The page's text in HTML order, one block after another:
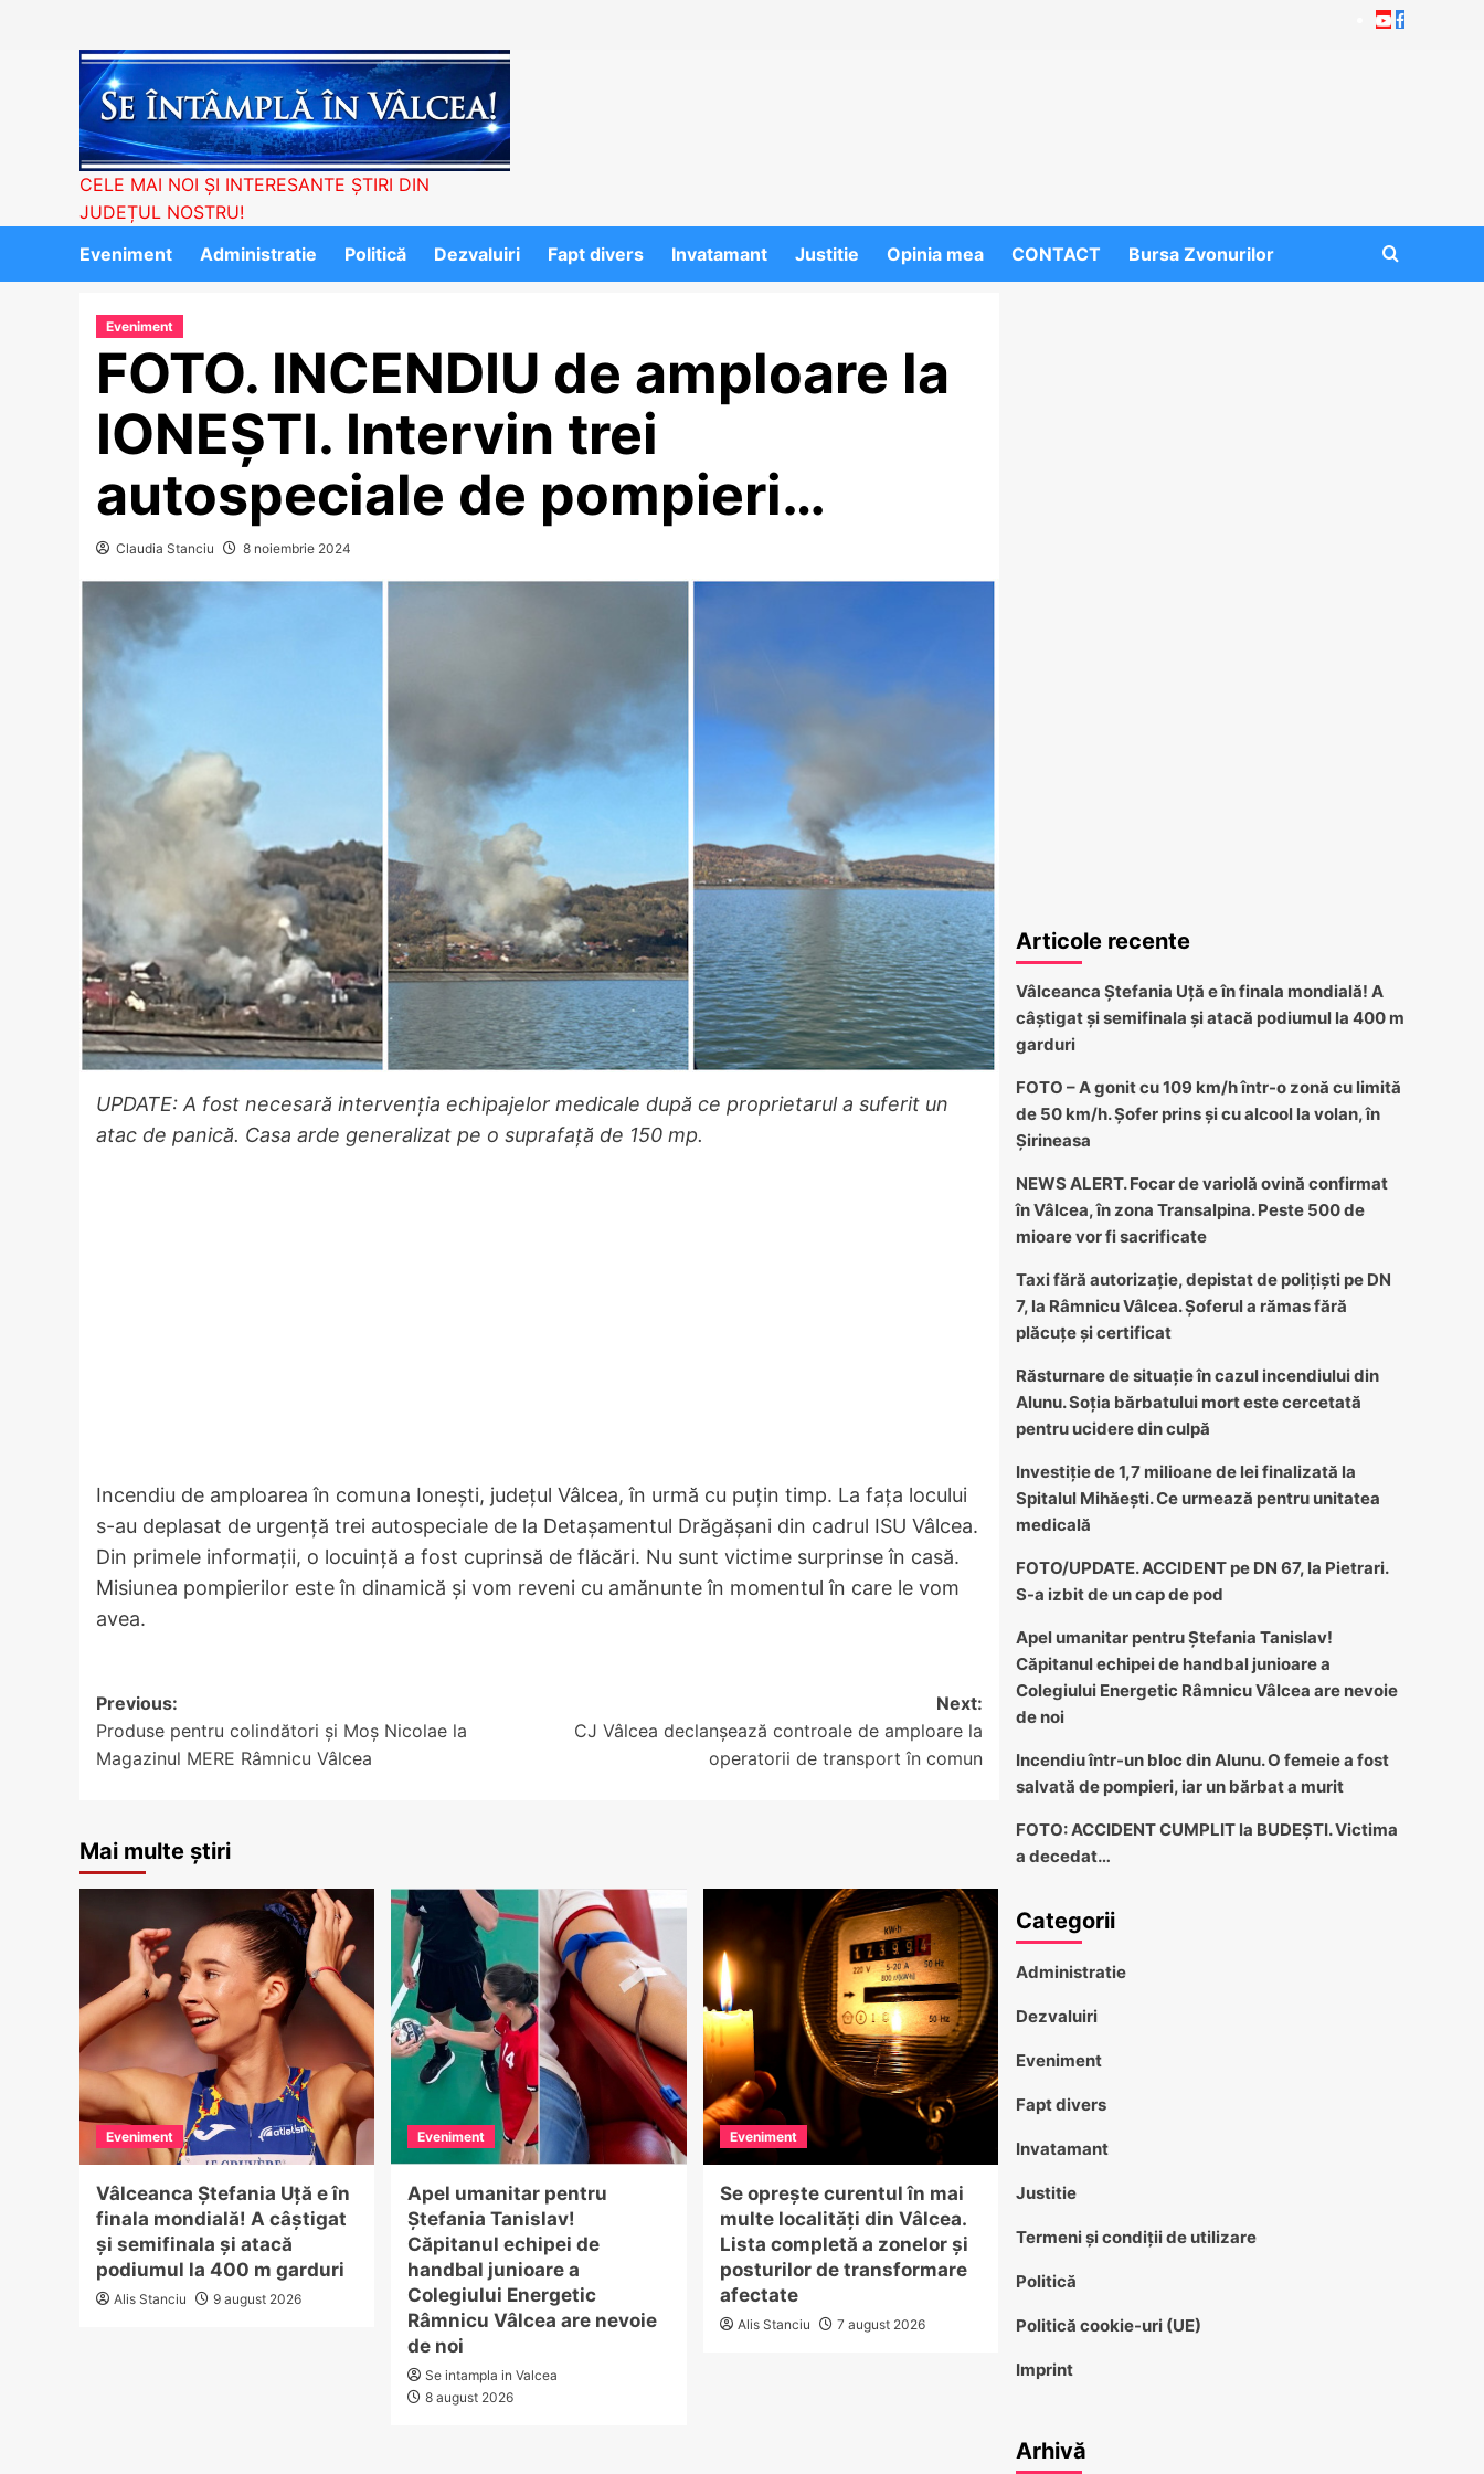
Youtube
Facebook
CELE MAI NOI ȘI INTERESANTE ȘTIRI DIN
JUDEȚUL NOSTRU!
Eveniment
Administratie Politică Dezvaluiri Fapt divers Invatamant Justitie Opinia mea CONTACT Bursa Zvonurilor
Eveniment
FOTO. INCENDIU de amploare la
IONEȘTI. Intervin trei
autospeciale de pompieri…
Claudia Stanciu 8 noiembrie 2024
UPDATE: A fost necesară intervenția echipajelor medicale după ce proprietarul a suferit un
atac de panică. Casa arde generalizat pe o suprafață de 150 mp.
Incendiu de amploarea în comuna Ionești, județul Vâlcea, în urmă cu puțin timp. La fața locului
s-au deplasat de urgență trei autospeciale de la Detașamentul Drăgășani din cadrul ISU Vâlcea.
Din primele informații, o locuință a fost cuprinsă de flăcări. Nu sunt victime surprinse în casă.
Misiunea pompierilor este în dinamică și vom reveni cu amănunte în momentul în care le vom
avea.
Post
navigation
Previous:
Produse pentru colindători și Moș Nicolae la
Magazinul MERE Râmnicu Vâlcea
Next:
CJ Vâlcea declanșează controale de amploare la
operatorii de transport în comun
Mai multe știri
Eveniment
Vâlceanca Ștefania Uță e în
finala mondială! A câștigat
și semifinala și atacă
podiumul la 400 m garduri
Alis Stanciu 9 august 2026
Eveniment
Apel umanitar pentru
Ștefania Tanislav!
Căpitanul echipei de
handbal junioare a
Colegiului Energetic
Râmnicu Vâlcea are nevoie
de noi
Se intampla in Valcea
8 august 2026
Eveniment
Se oprește curentul în mai
multe localități din Vâlcea.
Lista completă a zonelor și
posturilor de transformare
afectate
Alis Stanciu 7 august 2026
Articole recente
Vâlceanca Ștefania Uță e în finala mondială! A
câștigat și semifinala și atacă podiumul la 400 m
garduri
FOTO – A gonit cu 109 km/h într-o zonă cu limită
de 50 km/h. Șofer prins și cu alcool la volan, în
Șirineasa
NEWS ALERT. Focar de variolă ovină confirmat
în Vâlcea, în zona Transalpina. Peste 500 de
mioare vor fi sacrificate
Taxi fără autorizație, depistat de polițiști pe DN
7, la Râmnicu Vâlcea. Șoferul a rămas fără
plăcuțe și certificat
Răsturnare de situație în cazul incendiului din
Alunu. Soția bărbatului mort este cercetată
pentru ucidere din culpă
Investiție de 1,7 milioane de lei finalizată la
Spitalul Mihăești. Ce urmează pentru unitatea
medicală
FOTO/UPDATE. ACCIDENT pe DN 67, la Pietrari.
S-a izbit de un cap de pod
Apel umanitar pentru Ștefania Tanislav!
Căpitanul echipei de handbal junioare a
Colegiului Energetic Râmnicu Vâlcea are nevoie
de noi
Incendiu într-un bloc din Alunu. O femeie a fost
salvată de pompieri, iar un bărbat a murit
FOTO: ACCIDENT CUMPLIT la BUDEȘTI. Victima
a decedat…
Categorii
Administratie
Dezvaluiri
Eveniment
Fapt divers
Invatamant
Justitie
Termeni și condiții de utilizare
Politică
Politică cookie-uri (UE)
Imprint
Arhivă